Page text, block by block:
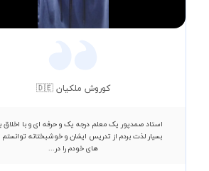
Video
کوروش ملکیان 🇩🇪
استاد صمدپور یک معلم درجه یک و حرفه ای و با اخلاق
بسیار لذت بردم از تدریس ایشان و خوشبختانه
های خودم را در...